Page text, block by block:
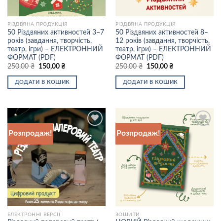
РІЗДВЯНА ПРОДУКЦІЯ
50 Різдвяних активностей 3–7
років (завдання, творчість,
театр, ігри) – ЕЛЕКТРОННИЙ
ФОРМАТ (PDF)
250,00₴
Оригінальна
250,00 ₴.
150,00 ₴Поточна
150,00 ₴.
ДОДАТИ В КОШИК
РІЗДВЯНА ПРОДУКЦІЯ
50 Різдвяних активностей 8–
12 років (завдання, творчість,
театр, ігри) – ЕЛЕКТРОННИЙ
ФОРМАТ (PDF)
250,00₴
Оригінальна
250,00 ₴.
150,00 ₴Поточна
150,00 ₴.
ДОДАТИ В КОШИК
Розпродаж!
Додати
до
списку
бажань
ЕЛЕКТРОННІ ВЕРСІЇ
Розпродаж!
Додати
ЗОШИТИ